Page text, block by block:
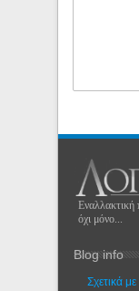
Εναλλακτική
όχι μόνο...
Blog info
Σχετικά